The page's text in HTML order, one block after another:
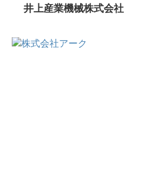
井上産業機械株式会社